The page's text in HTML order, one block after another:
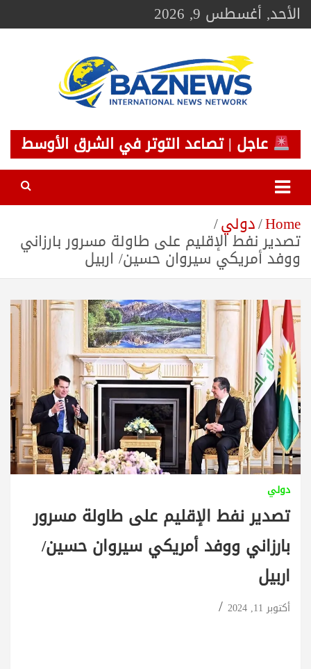
Skip
toالأحد, أغسطس 9, 2026
BAZNEWS
شبكة باز الإخبارية
عاجل | تصاعد التوتر في الشرق الأوسط
Home دولي
تصدير نفط الإقليم على طاولة مسرور بارزاني
ووفد أمريكي سيروان حسين/ اربيل
دولي
تصدير نفط الإقليم على طاولة مسرور
بارزاني ووفد أمريكي سيروان حسين/
اربيل
أكتوبر 11, 2024